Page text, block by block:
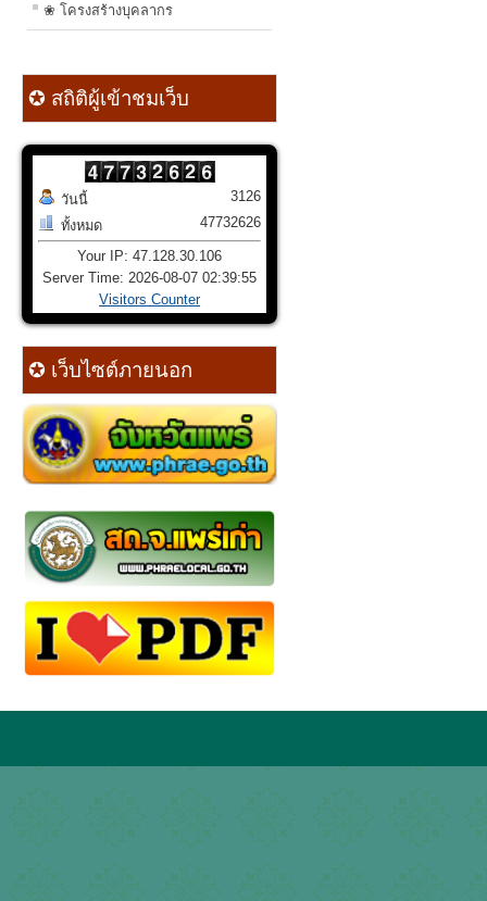
❀ โครงสร้างบุคลากร
✪ สถิติผู้เข้าชมเว็บ
วันนี้
ทั้งหมด
3126
47732626
Your IP: 47.128.30.106
Server Time: 2026-08-07 02:39:55
Visitors Counter
✪ เว็บไซต์ภายนอก